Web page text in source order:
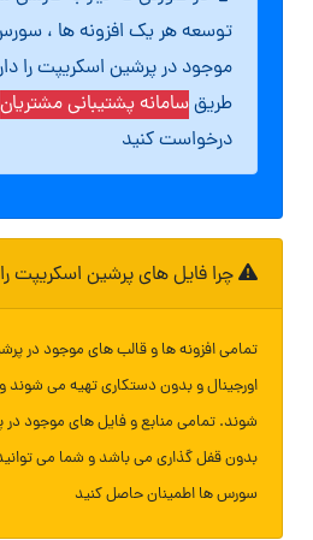
توسعه هر یک افزونه ها ،
موجود در پرشین اسکریپت را
طریقسامانه پشتیبانی مشتریان
درخواست کنید
چرا فایل های پرشین اسکریپت
تمامی افزونه ها و قالب های موجود در
اورجینال و بدون دستکاری تهیه می شوند
شوند. تمامی منابع و فایل های موجود در
بدون قفل گذاری می باشد و شما می
سورس ها اطمینان حاصل کنید